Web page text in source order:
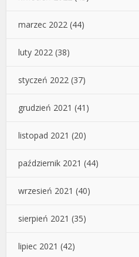
marzec 2022 (44)
luty 2022 (38)
styczeń 2022 (37)
grudzień 2021 (41)
listopad 2021 (20)
październik 2021 (44)
wrzesień 2021 (40)
sierpień 2021 (35)
lipiec 2021 (42)